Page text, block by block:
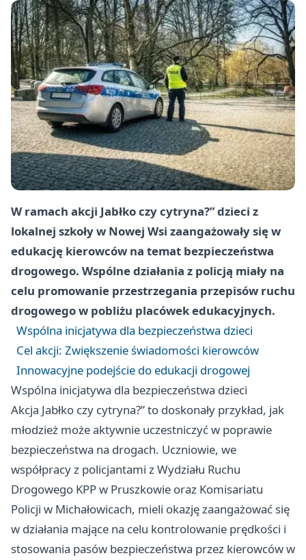
W ramach akcji Jabłko czy cytryna?” dzieci z
lokalnej szkoły w Nowej Wsi zaangażowały się w
edukację kierowców na temat bezpieczeństwa
drogowego. Wspólne działania z policją miały na
celu promowanie przestrzegania przepisów ruchu
drogowego w pobliżu placówek edukacyjnych.
Wspólna inicjatywa dla bezpieczeństwa dzieci
Cel akcji: Zwiększenie świadomości kierowców
Innowacyjne podejście do edukacji drogowej
Wspólna inicjatywa dla bezpieczeństwa dzieci
Akcja Jabłko czy cytryna?” to doskonały przykład, jak
młodzież może aktywnie uczestniczyć w poprawie
bezpieczeństwa na drogach. Uczniowie, we
współpracy z policjantami z Wydziału Ruchu
Drogowego KPP w Pruszkowie oraz Komisariatu
Policji w Michałowicach, mieli okazję zaangażować się
w działania mające na celu kontrolowanie prędkości i
stosowania pasów bezpieczeństwa przez kierowców w